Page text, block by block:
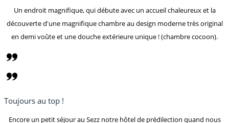
Un endroit magnifique, qui débute avec un accueil chaleureux et la
découverte d'une magnifique chambre au design moderne très original
en demi voûte et une douche extérieure unique ! (chambre cocoon).
Toujours au top !
Encore un petit séjour au Sezz notre hôtel de prédilection quand nous